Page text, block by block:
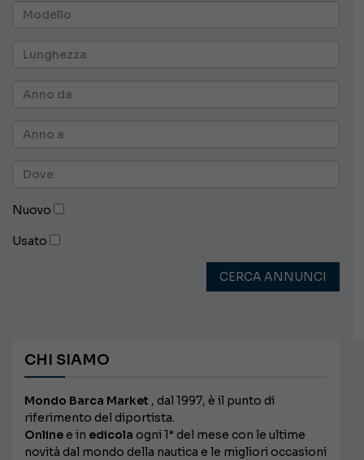
Nuovo
Usato
CERCA ANNUNCI
CHI SIAMO
Mondo Barca Market , dal 1997, è il punto di
riferimento del diportista.
Online e in edicola ogni 1° del mese con le ultime
novità dal mondo della nautica e le migliori occasioni